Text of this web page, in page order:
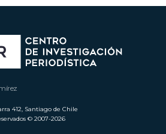
412, Santiago de Chile
© 2007-2026